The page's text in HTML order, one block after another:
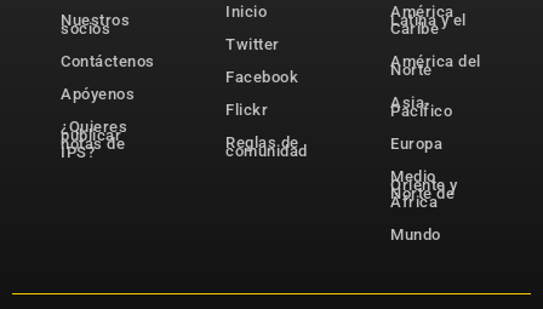
Nuestros
socios
Contáctenos
Apóyenos
¿Quieres
publicar
notas de
IPS?
Inicio
Twitter
Facebook
Flickr
Reglas de
comunidad
América
Latina y el
Caribe
América del
Norte
Asia-
Pacífico
Europa
Medio
Oriente y
Norte de
África
Mundo